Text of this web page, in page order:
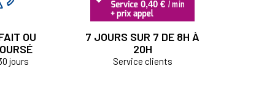
OU
jours
7 JOURS SUR 7 DE 8H À
20H
Service clients